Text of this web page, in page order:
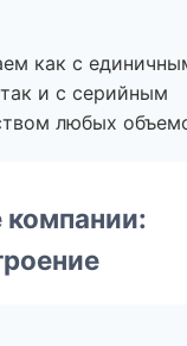
как с
и с серийным
любых